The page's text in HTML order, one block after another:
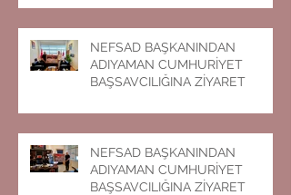
NEFSAD BAŞKANINDAN
ADIYAMAN CUMHURİYET
BAŞSAVCILIĞINA ZİYARET
NEFSAD BAŞKANINDAN
ADIYAMAN CUMHURİYET
BAŞSAVCILIĞINA ZİYARET